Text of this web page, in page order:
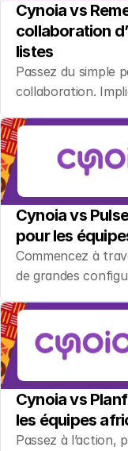
Cynoia vs
collaboration
listes
Passez du simple
collaboration.
Cynoia vs
pour les
Commencez à
de grandes
Cynoia vs
les équipes
Passez à l’action,